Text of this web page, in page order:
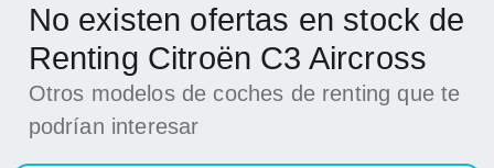
No existen ofertas en stock de
Renting Citroën C3 Aircross
Otros modelos de coches de renting que te
podrían interesar